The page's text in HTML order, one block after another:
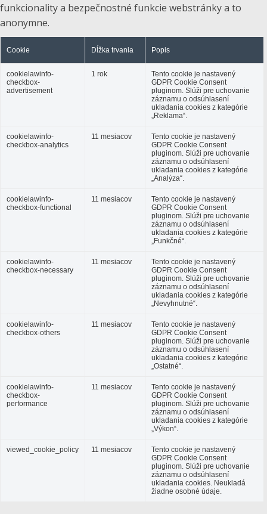
funkcionality a bezpečnostné funkcie webstránky a to
anonymne.
Cookie Dĺžka trvania Popis
cookielawinfo-
checkbox-
advertisement
1 rok
Tento cookie je nastavený
GDPR Cookie Consent
pluginom. Slúži pre uchovanie
záznamu o odsúhlasení
ukladania cookies z kategórie
„Reklama“.
cookielawinfo-
checkbox-analytics
11 mesiacov
Tento cookie je nastavený
GDPR Cookie Consent
pluginom. Slúži pre uchovanie
záznamu o odsúhlasení
ukladania cookies z kategórie
„Analýza“.
cookielawinfo-
checkbox-functional
11 mesiacov
Tento cookie je nastavený
GDPR Cookie Consent
pluginom. Slúži pre uchovanie
záznamu o odsúhlasení
ukladania cookies z kategórie
„Funkčné“.
cookielawinfo-
checkbox-necessary
11 mesiacov
Tento cookie je nastavený
GDPR Cookie Consent
pluginom. Slúži pre uchovanie
záznamu o odsúhlasení
ukladania cookies z kategórie
„Nevyhnutné“.
cookielawinfo-
checkbox-others
11 mesiacov
Tento cookie je nastavený
GDPR Cookie Consent
pluginom. Slúži pre uchovanie
záznamu o odsúhlasení
ukladania cookies z kategórie
„Ostatné“.
cookielawinfo-
checkbox-
performance
11 mesiacov
Tento cookie je nastavený
GDPR Cookie Consent
pluginom. Slúži pre uchovanie
záznamu o odsúhlasení
ukladania cookies z kategórie
„Výkon“.
viewed_cookie_policy 11 mesiacov
Tento cookie je nastavený
GDPR Cookie Consent
pluginom. Slúži pre uchovanie
záznamu o odsúhlasení
ukladania cookies. Neukladá
žiadne osobné údaje.